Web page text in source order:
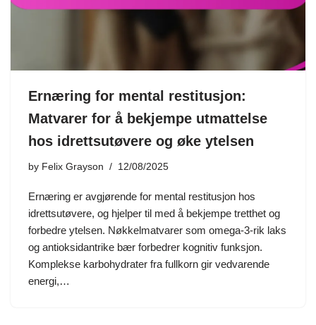
Ernæring for mental restitusjon:
Matvarer for å bekjempe utmattelse
hos idrettsutøvere og øke ytelsen
by Felix Grayson 12/08/2025
Ernæring er avgjørende for mental restitusjon hos
idrettsutøvere, og hjelper til med å bekjempe tretthet og
forbedre ytelsen. Nøkkelmatvarer som omega-3-rik laks
og antioksidantrike bær forbedrer kognitiv funksjon.
Komplekse karbohydrater fra fullkorn gir vedvarende
energi,…